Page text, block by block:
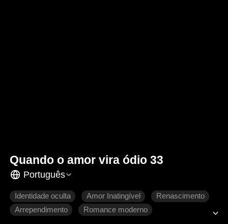
Quando o amor vira ódio 33
Português
Identidade oculta Amor Inatingível
Renascimento
Arrependimento
Romance moderno